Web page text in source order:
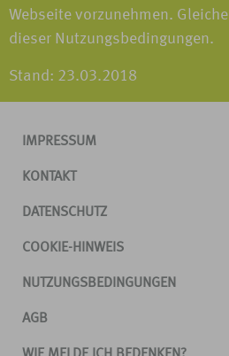
Webseite vorzunehmen.
dieser Nutzungsbedingungen.
Stand: 23.03.2018
IMPRESSUM
KONTAKT
DATENSCHUTZ
COOKIE-HINWEIS
NUTZUNGSBEDINGUNGEN
AGB